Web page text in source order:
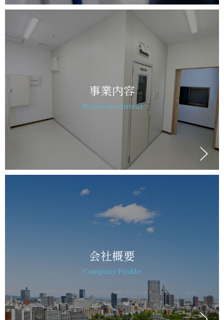
事業内容
Business content
会社概要
Company Profile